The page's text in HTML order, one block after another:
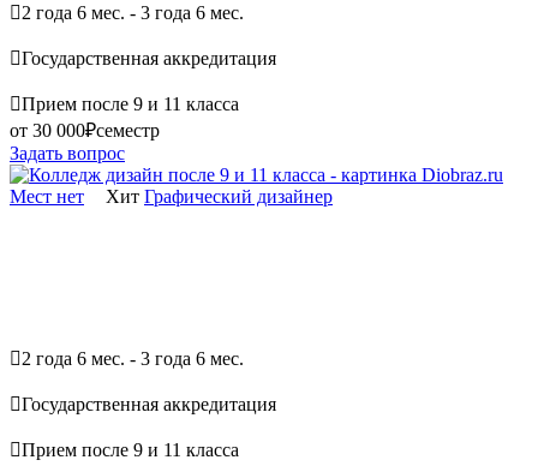
2 года 6 мес. - 3 года 6 мес.
Государственная аккредитация
Прием после 9 и 11 класса
от 30 000₽семестр
Задать вопрос
Мест нет Хит Графический дизайнер
2 года 6 мес. - 3 года 6 мес.
Государственная аккредитация
Прием после 9 и 11 класса